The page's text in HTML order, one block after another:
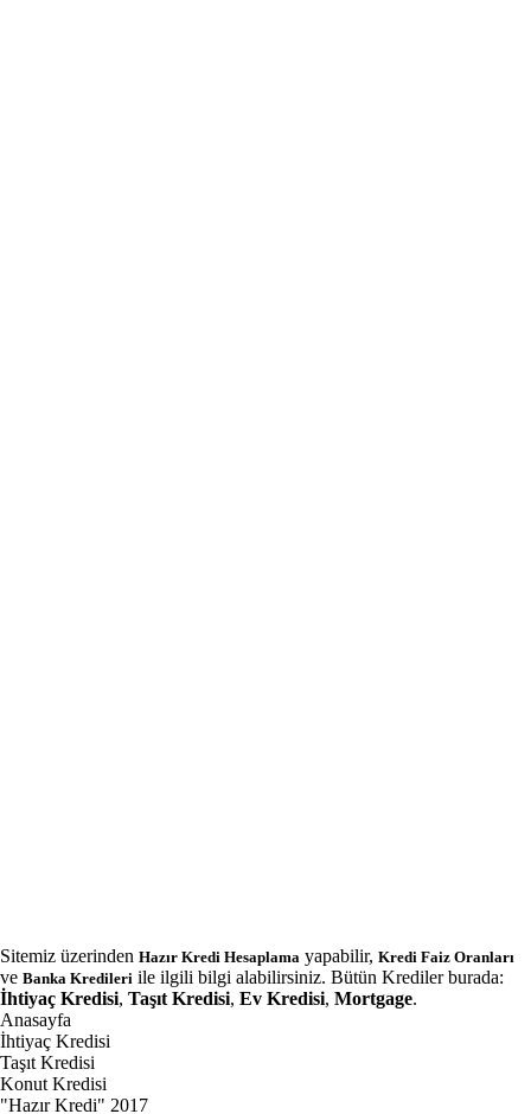
Sitemiz üzerinden Hazır Kredi Hesaplama yapabilir, Kredi Faiz Oranları
ve Banka Kredileri ile ilgili bilgi alabilirsiniz. Bütün Krediler burada:
İhtiyaç Kredisi, Taşıt Kredisi, Ev Kredisi, Mortgage.
Anasayfa
İhtiyaç Kredisi
Taşıt Kredisi
Konut Kredisi
"Hazır Kredi" 2017